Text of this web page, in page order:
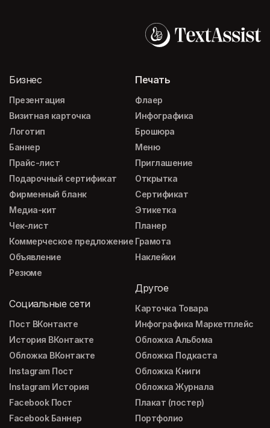
Бизнес
Презентация
Визитная карточка
Логотип
Баннер
Прайс-лист
Подарочный сертификат
Фирменный бланк
Медиа-кит
Чек-лист
Коммерческое предложение
Объявление
Резюме
Социальные сети
Пост ВКонтакте
История ВКонтакте
Обложка ВКонтакте
Instagram Пост
Instagram История
Facebook Пост
Facebook Баннер
Печать
Флаер
Инфографика
Брошюра
Меню
Приглашение
Открытка
Сертификат
Этикетка
Планер
Грамота
Наклейки
Другое
Карточка Товара
Инфографика Маркетплейс
Обложка Альбома
Обложка Подкаста
Обложка Книги
Обложка Журнала
Плакат (постер)
Портфолио